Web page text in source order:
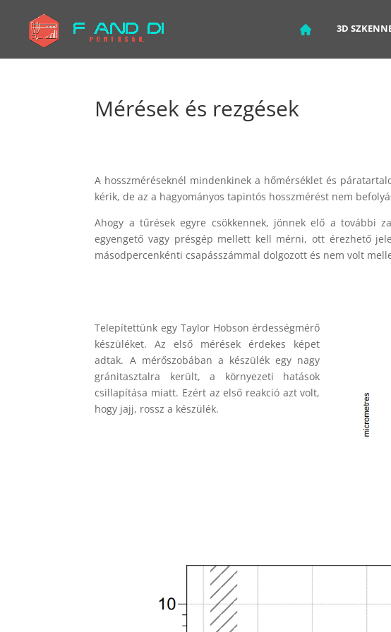
3D
Mérések és rezgések
A hosszméréseknél mindenkinek a hőmérséklet és
kérik, de az a hagyományos tapintós hosszmérést nem
Ahogy a tűrések egyre csökkennek, jönnek elő a további
egyengető vagy présgép mellett kell mérni, ott érezhető
másodpercenkénti csapásszámmal dolgozott és nem volt
Telepítettünk egy Taylor Hobson érdességmérő
készüléket. Az első mérések érdekes képet
adtak. A mérőszobában a készülék egy nagy
gránitasztalra került, a környezeti hatások
csillapítása miatt. Ezért az első reakció azt volt,
hogy jajj, rossz a készülék.